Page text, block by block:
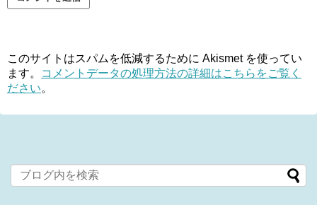
このサイトはスパムを低減するために Akismet を使ってい
ます。
コメントデータの処理方法の詳細はこちらをご覧く
ださい。